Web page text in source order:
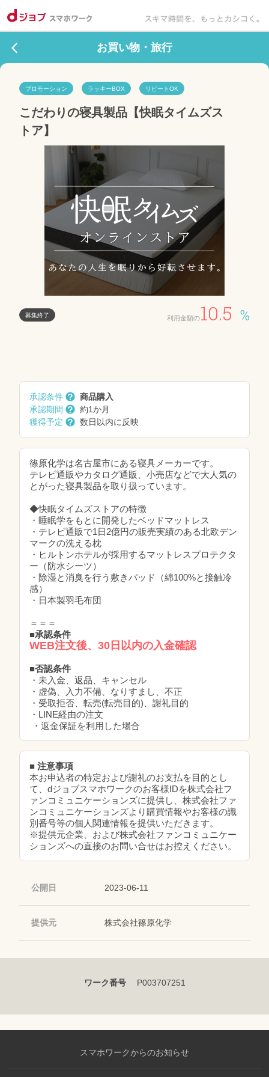
お買い物・旅行
プロモーション ラッキーBOX リピートOK
こだわりの寝具製品【快眠タイムズス
トア】
募集終了 利用金額の10.5 %
承認条件
商品購入
承認期間
約1か月
獲得予定
数日以内に反映
篠原化学は名古屋市にある寝具メーカーです。
テレビ通販やカタログ通販、小売店などで大人気の
とがった寝具製品を取り扱っています。
◆快眠タイムズストアの特徴
・睡眠学をもとに開発したベッドマットレス
・テレビ通販で1日2億円の販売実績のある北欧デン
マークの洗える枕
・ヒルトンホテルが採用するマットレスプロテクタ
ー（防水シーツ）
・除湿と消臭を行う敷きパッド（綿100%と接触冷
感）
・日本製羽毛布団
＝＝＝
■承認条件
WEB注文後、30日以内の入金確認
■否認条件
・未入金、返品、キャンセル
・虚偽、入力不備、なりすまし、不正
・受取拒否、転売(転売目的)、謝礼目的
・LINE経由の注文
・返金保証を利用した場合
■ 注意事項
本お申込者の特定および謝礼のお支払を目的とし
て、dジョブスマホワークのお客様IDを株式会社フ
ァンコミュニケーションズに提供し、株式会社ファ
ンコミュニケーションズより購買情報やお客様の識
別番号等の個人関連情報を提供いただきます。
※提供元企業、および株式会社ファンコミュニケー
ションズへの直接のお問い合せはお控えください。
公開日 2023-06-11
提供元 株式会社篠原化学
ワーク番号 P003707251
スマホワークからのお知らせ